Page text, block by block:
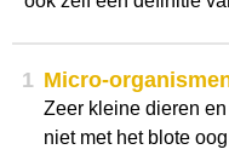
1 Micro-
Zeer kleine dieren
niet met het blote